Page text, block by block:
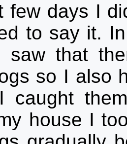
few days I
to say it.
saw that
so I also
caught
house I